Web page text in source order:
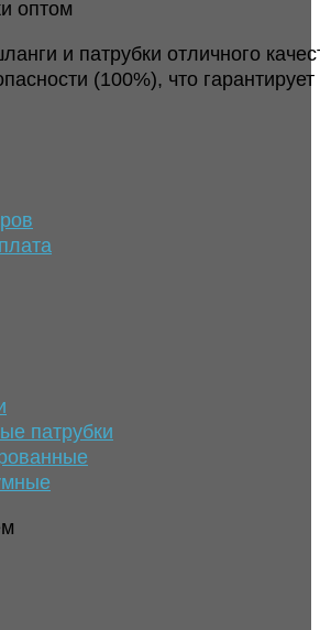
оптом
и патрубки отличного
(100%), что
патрубки